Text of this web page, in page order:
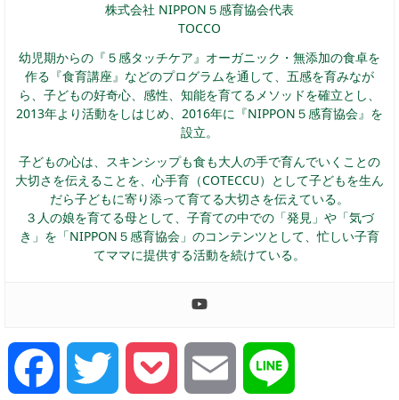
株式会社 NIPPON５感育協会代表
TOCCO
幼児期からの『５感タッチケア』オーガニック・無添加の食卓を
作る『食育講座』などのプログラムを通して、五感を育みなが
ら、子どもの好奇心、感性、知能を育てるメソッドを確立とし、
2013年より活動をしはじめ、2016年に『NIPPON５感育協会』を
設立。
子どもの心は、スキンシップも食も大人の手で育んでいくことの
大切さを伝えることを、心手育（COTECCU）として子どもを生ん
だら子どもに寄り添って育てる大切さを伝えている。
３人の娘を育てる母として、子育ての中での「発見」や「気づ
き」を「NIPPON５感育協会」のコンテンツとして、忙しい子育
てママに提供する活動を続けている。
Facebook Twitter Pocket Email